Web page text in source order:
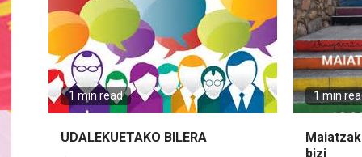
1 min read
UDALEKUETAKO BILERA
1 min
bizi